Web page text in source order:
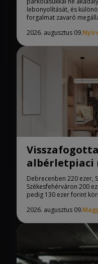
lebonyolítását, és
forgalmat zavaró
2026. augusztus 09.
albérletpiaci
Debrecenben 220 ezer,
Székesfehérváron 200
pedig 130 ezer forint
2026. augusztus 09.